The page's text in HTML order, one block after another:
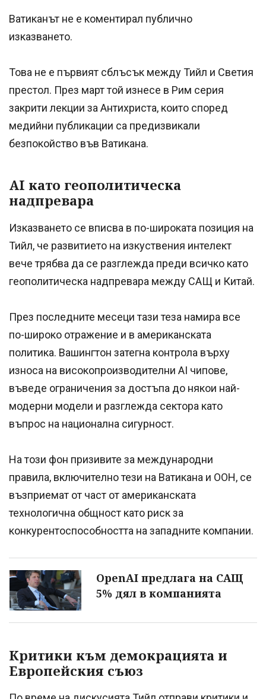
Ватиканът не е коментирал публично
изказването.
Това не е първият сблъсък между Тийл и Светия
престол. През март той изнесе в Рим серия
закрити лекции за Антихриста, които според
медийни публикации са предизвикали
безпокойство във Ватикана.
AI като геополитическа
надпревара
Изказването се вписва в по-широката позиция на
Тийл, че развитието на изкуствения интелект
вече трябва да се разглежда преди всичко като
геополитическа надпревара между САЩ и Китай.
През последните месеци тази теза намира все
по-широко отражение и в американската
политика. Вашингтон затегна контрола върху
износа на високопроизводителни AI чипове,
въведе ограничения за достъпа до някои най-
модерни модели и разглежда сектора като
въпрос на национална сигурност.
На този фон призивите за международни
правила, включително тези на Ватикана и ООН, се
възприемат от част от американската
технологична общност като риск за
конкурентоспособността на западните компании.
OpenAI предлага на САЩ
5% дял в компанията
Критики към демокрацията и
Европейския съюз